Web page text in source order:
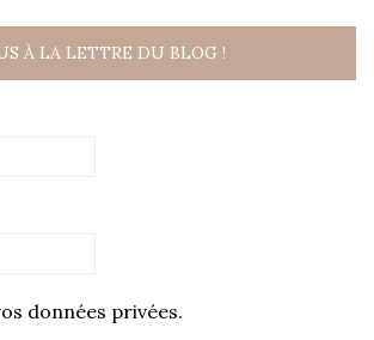
À LA LETTRE DU BLOG !
données privées.